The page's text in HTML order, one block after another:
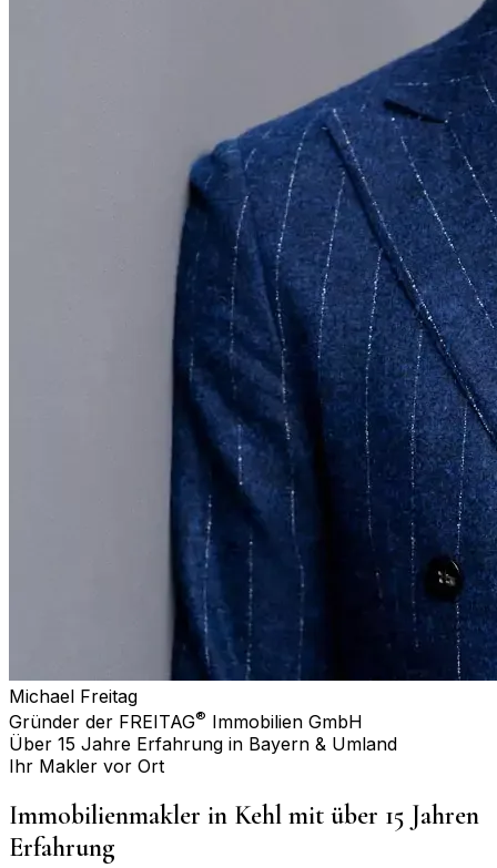
Michael Freitag
Gründer der FREITAG® Immobilien GmbH
Über 15 Jahre Erfahrung in Bayern & Umland
Ihr Makler vor Ort
Immobilienmakler in Kehl mit über 15 Jahren
Erfahrung